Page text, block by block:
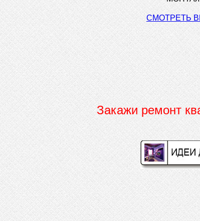
СМОТРЕТЬ
Закажи ремонт